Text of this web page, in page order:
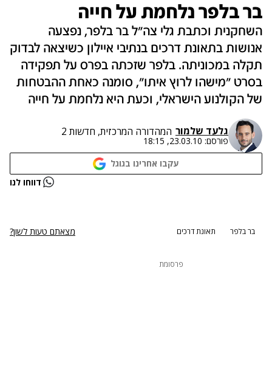
בר בלפר נלחמת על חייה
השחקנית וכתבת גלי צה"ל בר בלפר, נפצעה
אנושות בתאונת דרכים בנתיבי איילון כשיצאה לבדוק
תקלה במכוניתה. בלפר שזכתה בפרס על תפקידה
בסרט "מישהו לרוץ איתו", סומנה כאחת ההבטחות
של הקולנוע הישראלי, וכעת היא נלחמת על חייה
גלעד שלמור המהדורה המרכזית, חדשות 2
פורסם: 23.03.10, 18:15
עקבו אחרינו בגוגל
נתקלנו בבעיה דווחו לנו
בר בלפר תאונת דרכים מצאתם טעות לשון?
פרסומת